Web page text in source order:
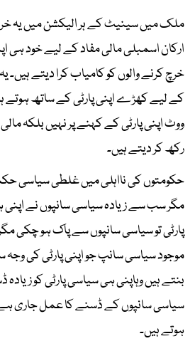
ملک میں سینیٹ کے ہر الیکشن میں یہ
ارکان اسمبلی مالی مفاد کے لیے خود ہی
خرچ کرنے والوں کو کامیاب کرا دیتے
کے لیے کھڑے اپنی پارٹی کے ساتھ ہوتے
ووٹ اپنی پارٹی کے کہنے پر نہیں بلکہ
رکھ کر دیتے ہیں۔
حکومتوں کی نااہلی میں غلطی سیاسی
مگر سب سے زیادہ سیاسی سانپوں نے اپنی
پارٹی تو سیاسی سانپوں سے پاک ہو چکی
موجود سیاسی سانپ جو اپنی پارٹی کی وجہ
بنتے ہیں وہاپنی ہی سیاسی پارٹی کو
سیاسی سانپوں کے ڈسنے کا عمل جاری
ہوتے ہیں۔